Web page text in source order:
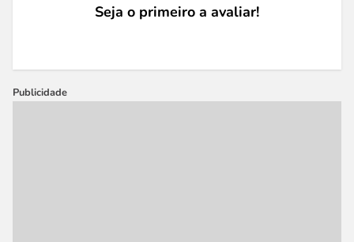
Seja o primeiro a avaliar!
Publicidade